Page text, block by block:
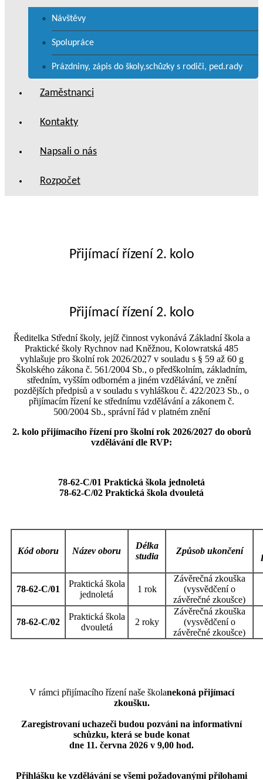
Návštěvy
Spolupráce
Prázdniny, zápis do školy,schůzky s rodiči, ped.rady
Zaměstnanci
Kontakty
Napsali o nás
Rozpočet
Přijímací řízení 2. kolo
Přijímací řízení 2. kolo
Ředitelka Střední školy, jejíž činnost vykonává Základní škola a
Praktické školy Rychnov nad Kněžnou, Kolowratská 485
vyhlašuje pro školní rok 2026/2027 v souladu s § 59 až 60 g
Školského zákona č. 561/2004 Sb., o předškolním, základním,
středním, vyšším odborném a jiném vzdělávání, ve znění
pozdějších předpisů a v souladu s vyhláškou č. 422/2023 Sb., o
přijímacím řízení ke střednímu vzdělávání a zákonem č.
500/2004 Sb., správní řád v platném znění
2. kolo přijímacího řízení pro školní rok 2026/2027 do oborů
vzdělávání dle RVP:
78-62-C/01 Praktická škola jednoletá
78-62-C/02 Praktická škola dvouletá
Kód oboru Název oboru
Délka
studia
Způsob ukončení
78-62-C/01
Praktická škola
jednoletá
1 rok
Závěrečná zkouška
(vysvědčení o
závěrečné zkoušce)
78-62-C/02
Praktická škola
dvouletá
2 roky
Závěrečná zkouška
(vysvědčení o
závěrečné zkoušce)
V rámci přijímacího řízení naše školanekoná přijímací
zkoušku.
Zaregistrovaní uchazeči budou pozváni na informativní
schůzku, která se bude konat
dne 11. června 2026 v 9,00 hod.
Přihlášku ke vzdělávání se všemi požadovanými přílohami